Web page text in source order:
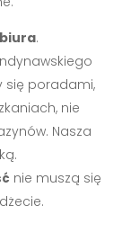
.
się poradami,
nie
Nasza
nie muszą się